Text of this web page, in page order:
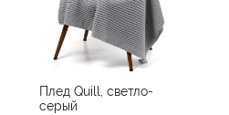
Плед Quill, светло-
серый